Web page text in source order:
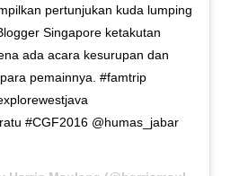
pertunjukan kuda lumping
Singapore ketakutan
ada acara kesurupan dan
pemainnya. #famtrip
#CGF2016 @humas_jabar